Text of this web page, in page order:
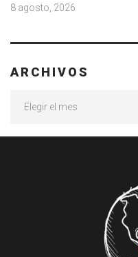
8 agosto, 2026
ARCHIVOS